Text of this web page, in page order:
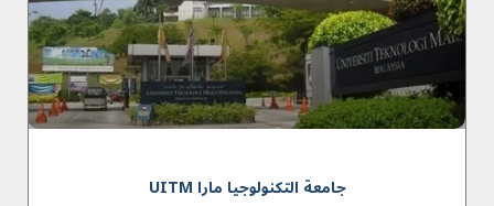
جامعة التكنولوجيا مارا UITM